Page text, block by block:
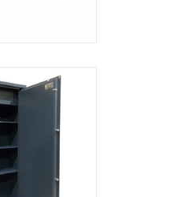
hxbxd:
cm
Vanaf 105 kg
en munitie
voor wapens
legborden voor